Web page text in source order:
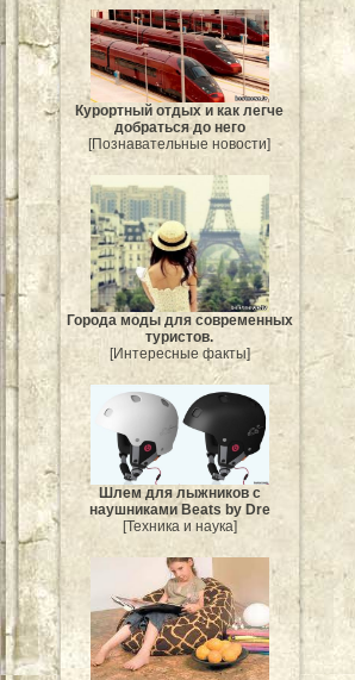
Курортный отдых и как легче
добраться до него
[Познавательные новости]
Города моды для современных
туристов.
[Интересные факты]
Шлем для лыжников с
наушниками Beats by Dre
[Техника и наука]